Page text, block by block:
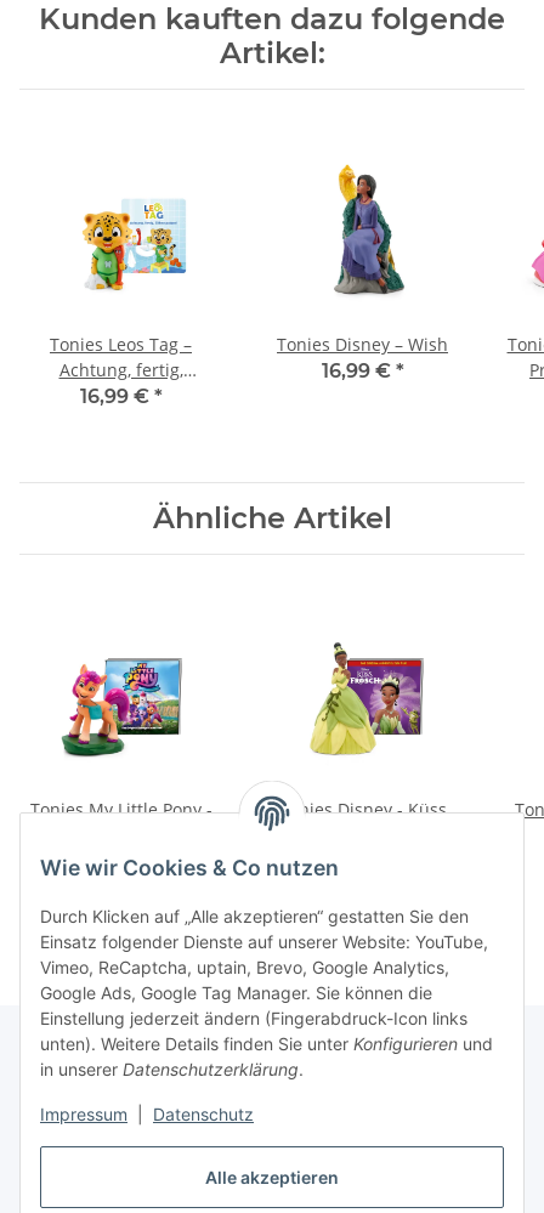
Alle akzeptieren
Wie wir Cookies & Co nutzen
Durch Klicken auf „Alle akzeptieren“ gestatten Sie den
Einsatz folgender Dienste auf unserer Website: YouTube,
Vimeo, ReCaptcha, uptain, Brevo, Google Analytics,
Google Ads, Google Tag Manager. Sie können die
Einstellung jederzeit ändern (Fingerabdruck-Icon links
unten). Weitere Details finden Sie unter Konfigurieren und
in unserer Datenschutzerklärung.
Impressum Datenschutz
Kunden kauften dazu folgende
Artikel:
Tonies Leos Tag –
Achtung, fertig,
Zähneputzen!
16,99 € *
Tonies Disney – Wish
16,99 € *
Ähnliche Artikel
Tonies My Little Pony -
zum Film
16,99 €*
Tonies Disney - Küss
16,99 €